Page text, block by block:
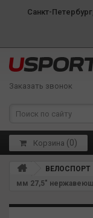
Санкт-
Заказать звонок
Корзина (0)
ВЕЛОСПОРТ
мм 27,5"